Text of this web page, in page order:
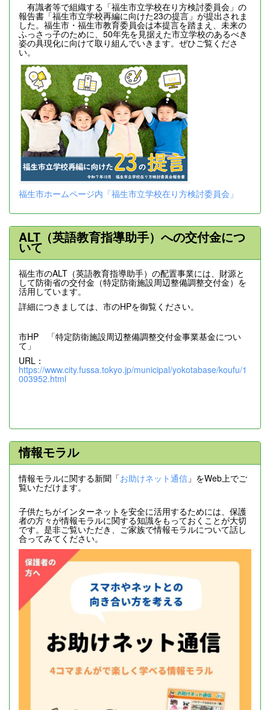
有識者等で組織する「福生市立学校在り方検討委員会」の
報告書「福生市立学校再編に向けた23の提言」が提出されま
した。福生市・福生市教育委員会は本提言を踏まえ、未来の
ふっさっ子のために、50年先を見据えた市立学校のあるべき
姿の具現化に向けて取り組んでいきます。ぜひご覧くださ
い。
福生市ホームページ内「福生市立学校在り方検討委員会」
ALT（英語教育指導助手）への交付金につ
いて
福生市のALT（英語教育指導助手）の配置事業には、財源と
して防衛省の交付金（特定防衛施設周辺整備調整交付金）を
活用しています。
詳細につきましては、市のHPを御覧ください。
市HP 「特定防衛施設周辺整備調整交付金事業基金につい
て」
URL：
https://www.city.fussa.tokyo.jp/municipal/yokotabase/koufu/1
003952.html
情報モラル
情報モラルに関する新聞「お助けネット通信 」をWeb上でご
覧いただけます。
子供たちがインターネットを安全に活用するためには、保護
者の方々が情報モラルに関する知識をもっておくことが大切
です。是非ご覧いただき、ご家族で情報モラルについて話し
合ってみてください。